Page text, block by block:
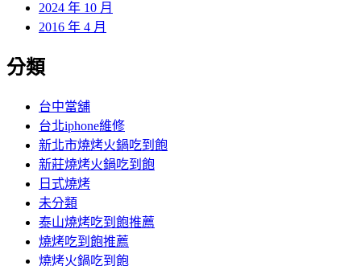
2024 年 10 月
2016 年 4 月
分類
台中當舖
台北iphone維修
新北市燒烤火鍋吃到飽
新莊燒烤火鍋吃到飽
日式燒烤
未分類
泰山燒烤吃到飽推薦
燒烤吃到飽推薦
燒烤火鍋吃到飽